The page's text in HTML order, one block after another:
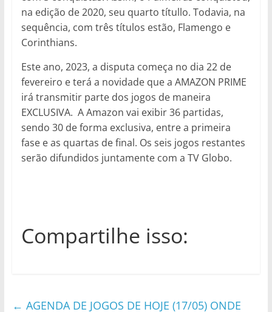
na edição de 2020, seu quarto títullo. Todavia, na
sequência, com três títulos estão, Flamengo e
Corinthians.
Este ano, 2023, a disputa começa no dia 22 de
fevereiro e terá a novidade que a AMAZON PRIME
irá transmitir parte dos jogos de maneira
EXCLUSIVA. A Amazon vai exibir 36 partidas,
sendo 30 de forma exclusiva, entre a primeira
fase e as quartas de final. Os seis jogos restantes
serão difundidos juntamente com a TV Globo.
Compartilhe isso:
← AGENDA DE JOGOS DE HOJE (17/05) ONDE